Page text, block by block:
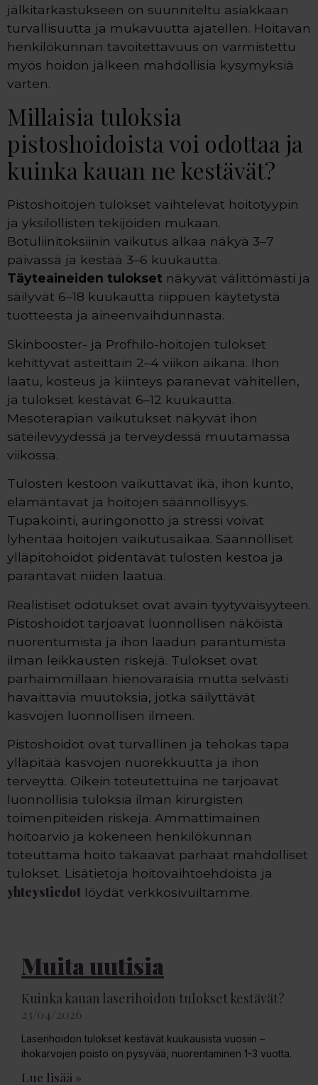
jälkitarkastukseen on suunniteltu asiakkaan
turvallisuutta ja mukavuutta ajatellen. Hoitavan
henkilökunnan tavoitettavuus on varmistettu
myös hoidon jälkeen mahdollisia kysymyksiä
varten.
Millaisia tuloksia
pistoshoidoista voi odottaa ja
kuinka kauan ne kestävät?
Pistoshoitojen tulokset vaihtelevat hoitotyypin
ja yksilöllisten tekijöiden mukaan.
Botuliinitoksiinin vaikutus alkaa näkyä 3–7
päivässä ja kestää 3–6 kuukautta.
Täyteaineiden tulokset näkyvät välittömästi ja
säilyvät 6–18 kuukautta riippuen käytetystä
tuotteesta ja aineenvaihdunnasta.
Skinbooster- ja Profhilo-hoitojen tulokset
kehittyvät asteittain 2–4 viikon aikana. Ihon
laatu, kosteus ja kiinteys paranevat vähitellen,
ja tulokset kestävät 6–12 kuukautta.
Mesoterapian vaikutukset näkyvät ihon
säteilevyydessä ja terveydessä muutamassa
viikossa.
Tulosten kestoon vaikuttavat ikä, ihon kunto,
elämäntavat ja hoitojen säännöllisyys.
Tupakointi, auringonotto ja stressi voivat
lyhentää hoitojen vaikutusaikaa. Säännölliset
ylläpitohoidot pidentävät tulosten kestoa ja
parantavat niiden laatua.
Realistiset odotukset ovat avain tyytyväisyyteen.
Pistoshoidot tarjoavat luonnollisen näköistä
nuorentumista ja ihon laadun parantumista
ilman leikkausten riskejä. Tulokset ovat
parhaimmillaan hienovaraisia mutta selvästi
havaittavia muutoksia, jotka säilyttävät
kasvojen luonnollisen ilmeen.
Pistoshoidot ovat turvallinen ja tehokas tapa
ylläpitää kasvojen nuorekkuutta ja ihon
terveyttä. Oikein toteutettuina ne tarjoavat
luonnollisia tuloksia ilman kirurgisten
toimenpiteiden riskejä. Ammattimainen
hoitoarvio ja kokeneen henkilökunnan
toteuttama hoito takaavat parhaat mahdolliset
tulokset. Lisätietoja hoitovaihtoehdoista ja
yhteystiedot löydät verkkosivuiltamme.
Muita uutisia
Kuinka kauan laserihoidon tulokset kestävät?
23/04/2026
Laserihoidon tulokset kestävät kuukausista vuosiin –
ihokarvojen poisto on pysyvää, nuorentaminen 1-3 vuotta.
Lue lisää »